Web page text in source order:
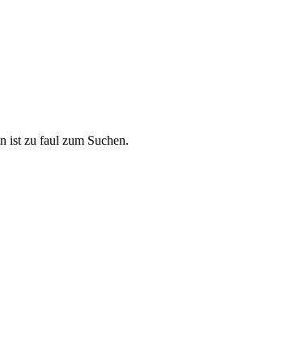
ist zu faul zum Suchen.